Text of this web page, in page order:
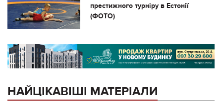
престижного турніру в Естонії
(ФОТО)
НАЙЦІКАВІШІ МАТЕРІАЛИ